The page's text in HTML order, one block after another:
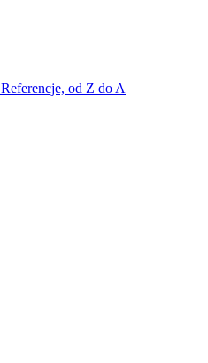
Referencje, od Z do A